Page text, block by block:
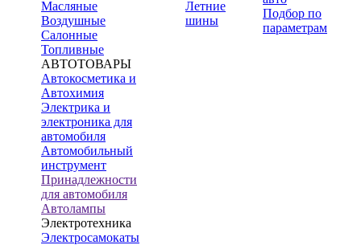
Масляные
Воздушные
Салонные
Топливные
АВТОТОВАРЫ
Автокосметика и
Автохимия
Электрика и
электроника для
автомобиля
Автомобильный
инструмент
Принадлежности
для автомобиля
Автолампы
Электротехника
Электросамокаты
Летние
шины
Подбор по
параметрам